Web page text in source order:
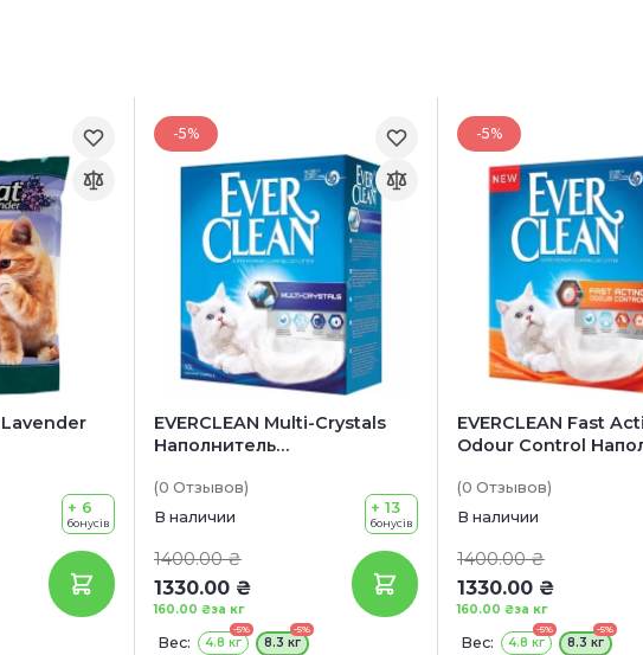
Lavender
(с
+ 6
бонусів
-5%
EVERCLEAN Multi-Crystals
Наполнитель
кошачьих туалетов (без
аромата)
(0 Отзывов)
В наличии
1400.00 ₴
1330.00 ₴
за кг
160.00 ₴
+ 13
бонусів
Вес:
-5%
4.8 кг
-5%
8.3 кг
-5%
EVERCLEAN Fast
Odour Control
кошачьих туалетов
(0 Отзывов)
В наличии
1400.00 ₴
1330.00 ₴
за кг
160.00 ₴
Вес:
-5%
4.8 кг
-5%
8.3 кг